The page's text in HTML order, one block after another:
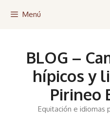
Menú
BLOG –
hípicos y
Pirineo
Equitación e idiomas